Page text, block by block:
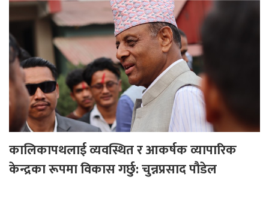
कालिकापथलाई व्यवस्थित र आकर्षक व्यापारिक
केन्द्रका रूपमा विकास गर्छु: चुन्नप्रसाद पौडेल